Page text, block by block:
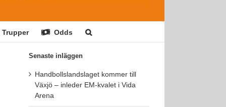
Trupper Odds
Senaste inläggen
Handbollslandslaget kommer till
Växjö – inleder EM-kvalet i Vida
Arena